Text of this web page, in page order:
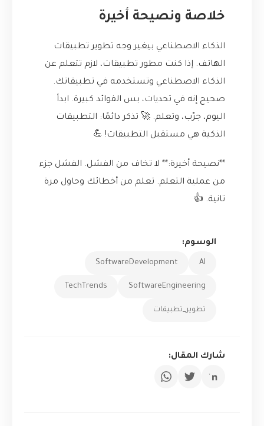
خلاصة ونصيحة أخيرة
الذكاء الاصطناعي بيغير وجه تطوير تطبيقات
الهاتف. إذا كنت مطور تطبيقات، لازم تتعلم عن
الذكاء الاصطناعي وتستخدمه في تطبيقاتك.
صحيح إنه في تحديات، بس الفوائد كبيرة. ابدأ
اليوم، جرّب، وتعلم. 🚀 تذكر دائمًا: التطبيقات
الذكية هي مستقبل التطبيقات! 💪
**نصيحة أخيرة:** لا تخاف من الفشل. الفشل جزء
من عملية التعلم. تعلم من أخطائك وحاول مرة
تانية. 👍
الوسوم:
AI
SoftwareDevelopment
SoftwareEngineering
TechTrends
تطوير_تطبيقات
شارك المقال: